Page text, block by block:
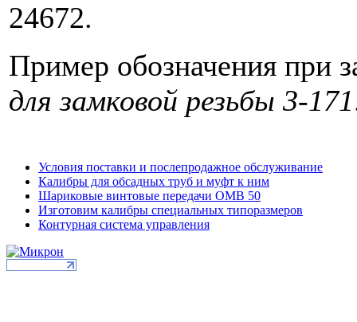
24672.
Пример обозначения при
для замковой резьбы 3-
Условия поставки и послепродажное обслуживание
Калибры для обсадных труб и муфт к ним
Шариковые винтовые передачи ОМВ 50
Изготовим калибры специальных типоразмеров
Контурная система управления